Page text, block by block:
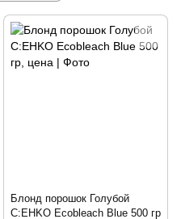
Блонд порошок Голубой
C:EHKO Ecobleach Blue 500 гр